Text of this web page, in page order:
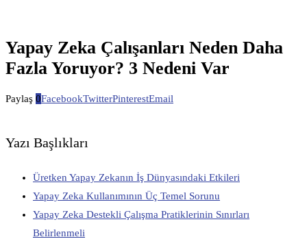
Yapay Zeka Çalışanları Neden Daha
Fazla Yoruyor? 3 Nedeni Var
Paylaş 0FacebookTwitterPinterestEmail
Yazı Başlıkları
Üretken Yapay Zekanın İş Dünyasındaki Etkileri
Yapay Zeka Kullanımının Üç Temel Sorunu
Yapay Zeka Destekli Çalışma Pratiklerinin Sınırları
Belirlenmeli